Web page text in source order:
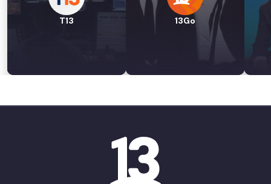
T13 13Go